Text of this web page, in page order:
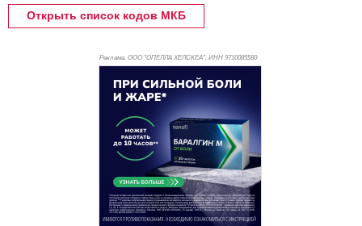
Открыть список кодов МКБ
Реклама. ООО "ОПЕЛЛА ХЕЛСКЕА", ИНН 9710085580